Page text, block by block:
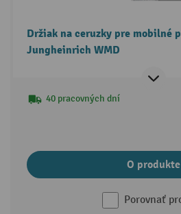
Držiak na ceruzky pre mobilné
Jungheinrich WMD
40 pracovných dní
O produkte
Porovnať